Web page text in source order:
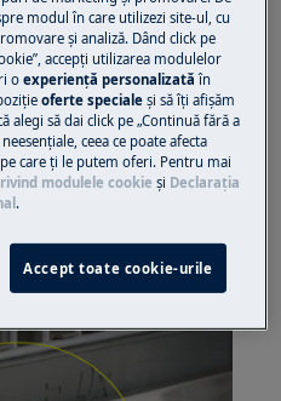
și șinele coșului din
pentru coșul de
în șină.
modul în care utilizezi site-ul, cu
și analiză. Dând click pe
accepţi utilizarea modulelor
oexperienţă personalizată în
oferte speciale și să îţi afișăm
alegi să dai click pe „Continuă fără a
ceea ce poate afecta
care ţi le putem oferi. Pentru mai
modulele cookie și Declaraţia
.
Accept toate cookie-urile